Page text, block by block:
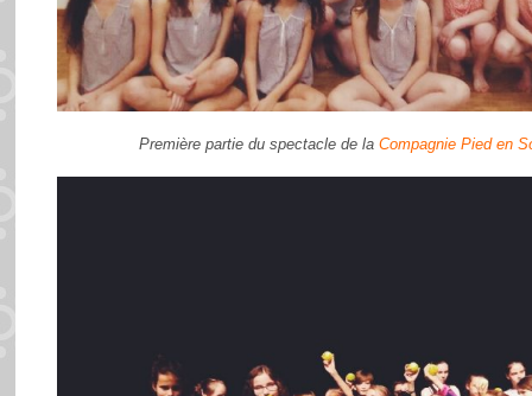
Première partie du spectacle de la Compagnie Pied en